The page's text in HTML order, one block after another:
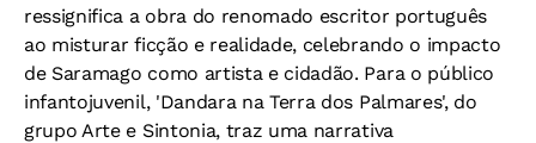
ressignifica a obra do renomado escritor português
ao misturar ficção e realidade, celebrando o impacto
de Saramago como artista e cidadão. Para o público
infantojuvenil, 'Dandara na Terra dos Palmares', do
grupo Arte e Sintonia, traz uma narrativa